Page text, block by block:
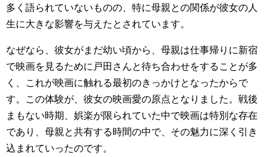
多く語られていないものの、特に母親との関係が彼女の人
生に大きな影響を与えたとされています。
なぜなら、彼女がまだ幼い頃から、母親は仕事帰りに新宿
で映画を見るために戸田さんと待ち合わせをすることが多
く、これが映画に触れる最初のきっかけとなったからで
す。この体験が、彼女の映画愛の原点となりました。戦後
まもない時期、娯楽が限られていた中で映画は特別な存在
であり、母親と共有する時間の中で、その魅力に深く引き
込まれていったのです。